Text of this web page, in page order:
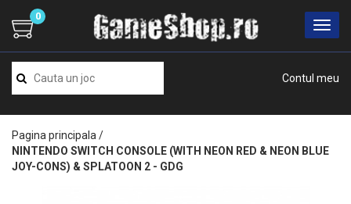
Contul meu
0
Pagina principala /
NINTENDO SWITCH CONSOLE (WITH NEON RED & NEON BLUE
JOY-CONS) & SPLATOON 2 - GDG